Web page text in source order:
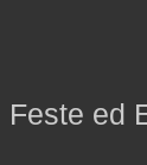
Feste ed